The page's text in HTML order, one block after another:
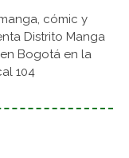
cómic y
Distrito Manga
Bogotá en la
104